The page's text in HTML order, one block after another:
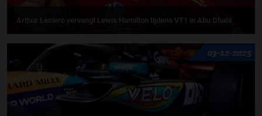
Arthur Leclerc vervangt Lewis Hamilton tijdens VT1 in Abu Dhabi
03-12-2025